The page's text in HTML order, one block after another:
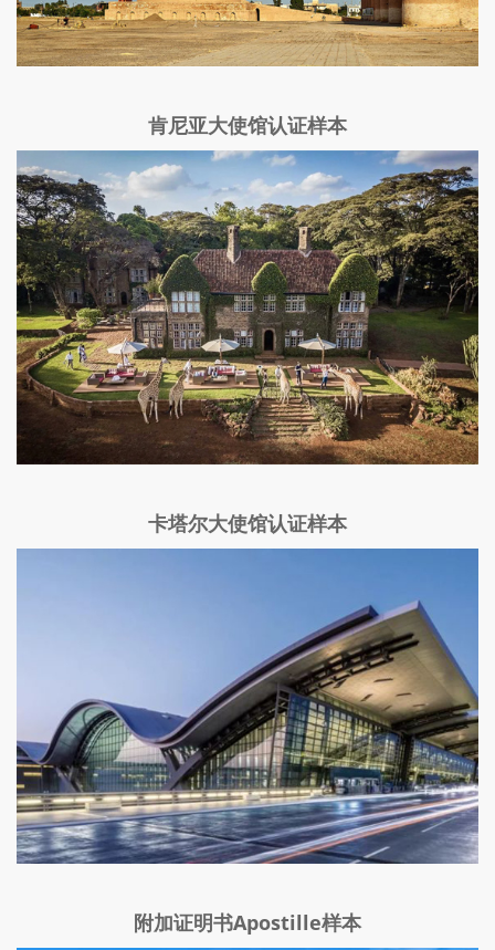
肯尼亚大使馆认证样本
卡塔尔大使馆认证样本
附加证明书Apostille样本